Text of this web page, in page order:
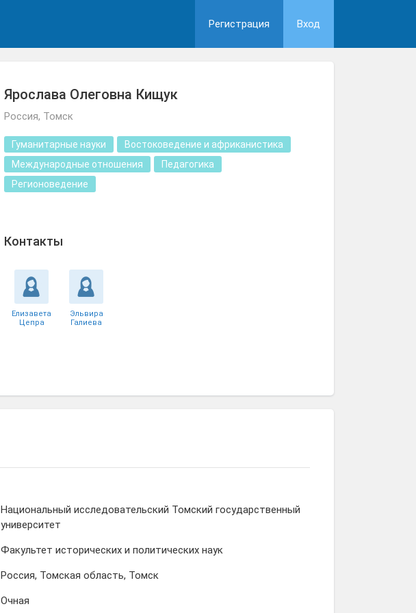
Регистрация Вход
Ярослава Олеговна Кищук
Россия, Томск
Гуманитарные науки
Востоковедение и африканистика
Международные отношения
Педагогика
Регионоведение
Контакты
Елизавета
Цепра
Эльвира
Галиева
Национальный исследовательский Томский государственный
университет
Факультет исторических и политических наук
Россия, Томская область, Томск
Очная